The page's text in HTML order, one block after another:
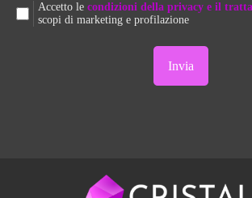
Accetto le condizioni della privacy e il
scopi di marketing e profilazione